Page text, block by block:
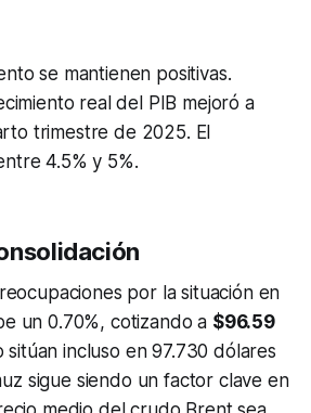
se mantienen positivas.
real del PIB mejoró a
trimestre de 2025. El
4.5% y 5%.
por la situación en
un 0.70%, cotizando a $96.59
incluso en 97.730 dólares
sigue siendo un factor clave en